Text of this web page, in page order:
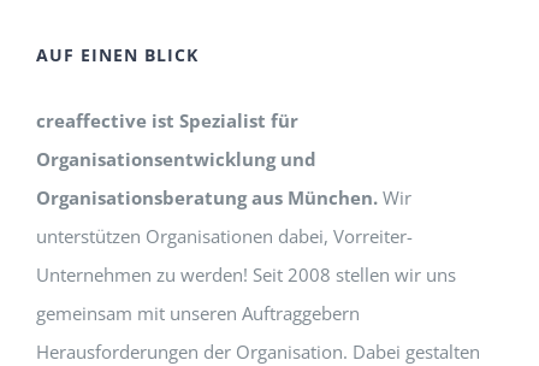
AUF EINEN BLICK
creaffective ist Spezialist für
Organisationsentwicklung und
Organisationsberatung aus München. Wir
unterstützen Organisationen dabei, Vorreiter-
Unternehmen zu werden! Seit 2008 stellen wir uns
gemeinsam mit unseren Auftraggebern
Herausforderungen der Organisation. Dabei gestalten